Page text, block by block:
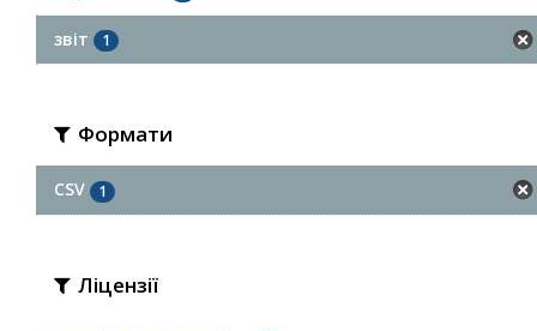
звіт 1
Формати
CSV 1
Ліцензії